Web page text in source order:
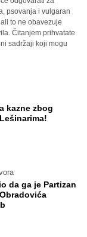
psovanja i vulgaran
to ne obavezuje
Čitanjem prihvatate
sadržaji koji mogu
kazne zbog
da ga je Partizan